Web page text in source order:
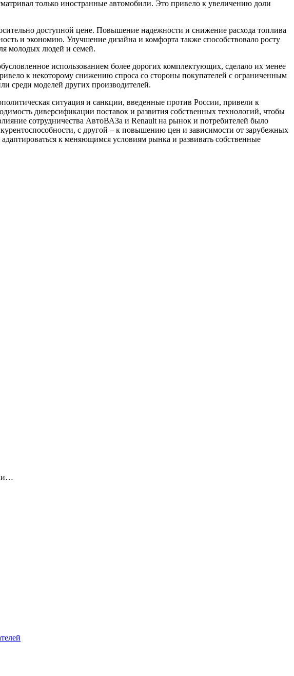
только иностранные автомобили. Это привело к увеличению доли
доступной цене. Повышение надежности и снижение расхода топлива
и экономию. Улучшение дизайна и комфорта также способствовало росту
молодых людей и семей.
использованием более дорогих комплектующих, сделало их менее
к некоторому снижению спроса со стороны покупателей с ограниченным
среди моделей других производителей.
ситуация и санкции, введенные против России, привели к
диверсификации поставок и развития собственных технологий, чтобы
сотрудничества АвтоВАЗа и Renault на рынок и потребителей было
с другой – к повышению цен и зависимости от зарубежных
к меняющимся условиям рынка и развивать собственные